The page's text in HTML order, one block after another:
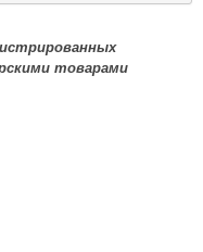
товарами